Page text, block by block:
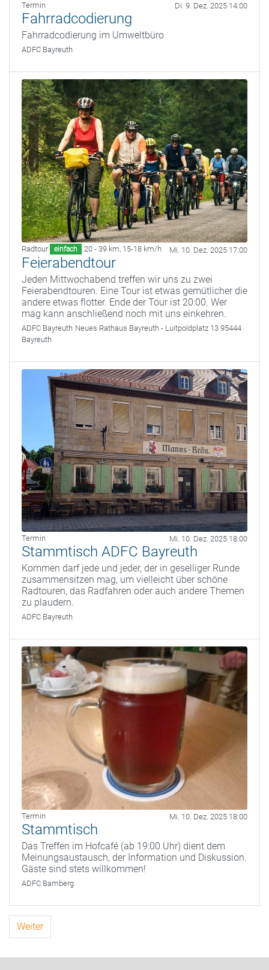
Termin Di. 9. Dez. 2025 14:00
Fahrradcodierung
Fahrradcodierung im Umweltbüro
ADFC Bayreuth
Radtour einfach 20 - 39 km, 15-18 km/h Mi. 10. Dez. 2025 17:00
Feierabendtour
Jeden Mittwochabend treffen wir uns zu zwei
Feierabendtouren. Eine Tour ist etwas gemütlicher die
andere etwas flotter. Ende der Tour ist 20:00. Wer
mag kann anschließend noch mit uns einkehren.
ADFC Bayreuth Neues Rathaus Bayreuth - Luitpoldplatz 13 95444
Bayreuth
Termin Mi. 10. Dez. 2025 18:00
Stammtisch ADFC Bayreuth
Kommen darf jede und jeder, der in geselliger Runde
zusammensitzen mag, um vielleicht über schöne
Radtouren, das Radfahren oder auch andere Themen
zu plaudern.
ADFC Bayreuth
Termin Mi. 10. Dez. 2025 18:00
Stammtisch
Das Treffen im Hofcafé (ab 19:00 Uhr) dient dem
Meinungsaustausch, der Information und Diskussion.
Gäste sind stets willkommen!
ADFC Bamberg
Weiter